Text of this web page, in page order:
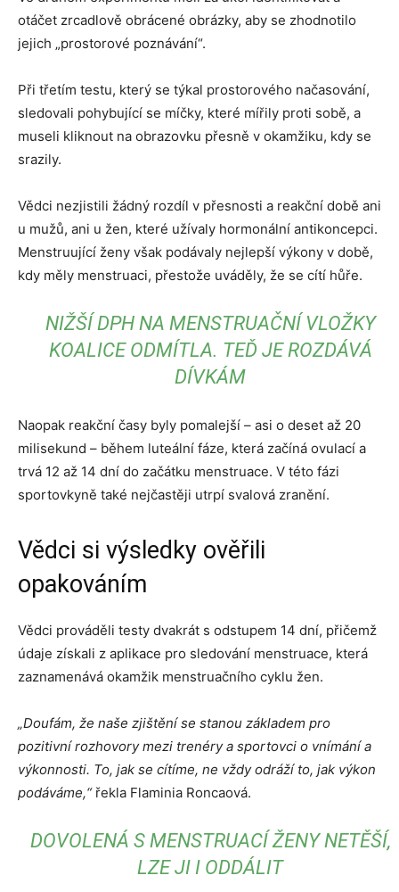
otáčet zrcadlově obrácené obrázky, aby se zhodnotilo
jejich „prostorové poznávání“.
Při třetím testu, který se týkal prostorového načasování,
sledovali pohybující se míčky, které mířily proti sobě, a
museli kliknout na obrazovku přesně v okamžiku, kdy se
srazily.
Vědci nezjistili žádný rozdíl v přesnosti a reakční době ani
u mužů, ani u žen, které užívaly hormonální antikoncepci.
Menstruující ženy však podávaly nejlepší výkony v době,
kdy měly menstruaci, přestože uváděly, že se cítí hůře.
NIŽŠÍ DPH NA MENSTRUAČNÍ VLOŽKY
KOALICE ODMÍTLA. TEĎ JE ROZDÁVÁ
DÍVKÁM
Naopak reakční časy byly pomalejší – asi o deset až 20
milisekund – během luteální fáze, která začíná ovulací a
trvá 12 až 14 dní do začátku menstruace. V této fázi
sportovkyně také nejčastěji utrpí svalová zranění.
Vědci si výsledky ověřili
opakováním
Vědci prováděli testy dvakrát s odstupem 14 dní, přičemž
údaje získali z aplikace pro sledování menstruace, která
zaznamenává okamžik menstruačního cyklu žen.
„Doufám, že naše zjištění se stanou základem pro
pozitivní rozhovory mezi trenéry a sportovci o vnímání a
výkonnosti. To, jak se cítíme, ne vždy odráží to, jak výkon
podáváme,“řekla Flaminia Roncaová.
DOVOLENÁ S MENSTRUACÍ ŽENY NETĚŠÍ,
LZE JI I ODDÁLIT